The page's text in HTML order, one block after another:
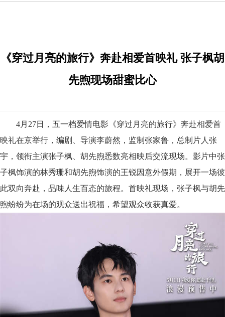
《穿过月亮的旅行》奔赴相爱首映礼 张子枫胡
先煦现场甜蜜比心
4月27日，五一档爱情电影《穿过月亮的旅行》奔赴相爱首
映礼在京举行，编剧、导演李蔚然，监制张家鲁，总制片人张
宇，领衔主演张子枫、胡先煦悉数亮相映后交流现场。影片中张
子枫饰演的林秀珊和胡先煦饰演的王锐因意外假期，展开一场彼
此双向奔赴，品味人生百态的旅程。首映礼现场，张子枫与胡先
煦纷纷为在场的观众送出祝福，希望观众收获真爱。